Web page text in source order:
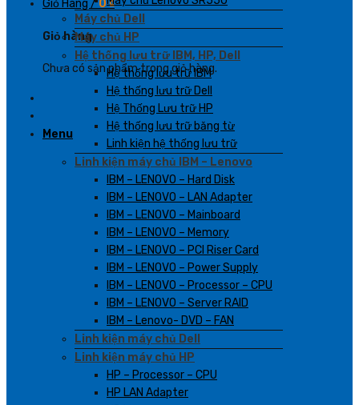
Giỏ Hàng /0₫
Giỏ hàng
Chưa có sản phẩm trong giỏ hàng.
Menu
Máy chủ Dell
Máy chủ HP
Hệ thống lưu trữ IBM, HP, Dell
Hệ thống lưu trữ IBM
Hệ thống lưu trữ Dell
Hệ Thống Lưu trữ HP
Hệ thống lưu trữ băng từ
Linh kiện hệ thống lưu trữ
Linh kiện máy chủ IBM – Lenovo
IBM – LENOVO – Hard Disk
IBM – LENOVO – LAN Adapter
IBM – LENOVO – Mainboard
IBM – LENOVO – Memory
IBM – LENOVO – PCI Riser Card
IBM – LENOVO – Power Supply
IBM – LENOVO – Processor – CPU
IBM – LENOVO – Server RAID
IBM – Lenovo- DVD – FAN
Linh kiện máy chủ Dell
Linh kiện máy chủ HP
HP – Processor – CPU
HP LAN Adapter